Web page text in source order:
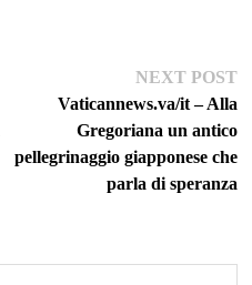
NEXT POST
Vaticannews.va/it – Alla
Gregoriana un antico
pellegrinaggio giapponese che
parla di speranza